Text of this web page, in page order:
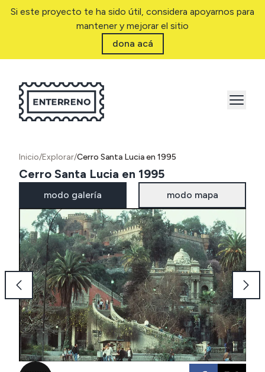
Si este proyecto te ha sido útil, considera apoyarnos para
mantener y mejorar el sitio
dona acá
Inicio/Explorar/Cerro Santa Lucia en 1995
Cerro Santa Lucia en 1995
modo galería modo mapa